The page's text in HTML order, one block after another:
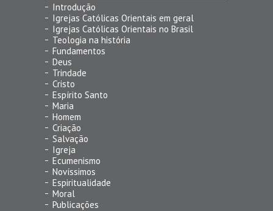
Introdução
Igrejas Católicas Orientais em geral
Igrejas Católicas Orientais no Brasil
Teologia na história
Fundamentos
Deus
Trindade
Cristo
Espírito Santo
Maria
Homem
Criação
Salvação
Igreja
Ecumenismo
Novíssimos
Espiritualidade
Moral
Publicações